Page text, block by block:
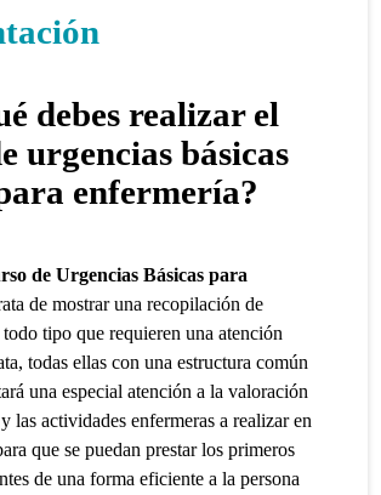
debes realizar el
urgencias básicas
enfermería?
de Urgencias Básicas para
de mostrar una recopilación de
tipo que requieren una atención
todas ellas con una estructura común
una especial atención a la valoración
las actividades enfermeras a realizar en
que se puedan prestar los primeros
de una forma eficiente a la persona